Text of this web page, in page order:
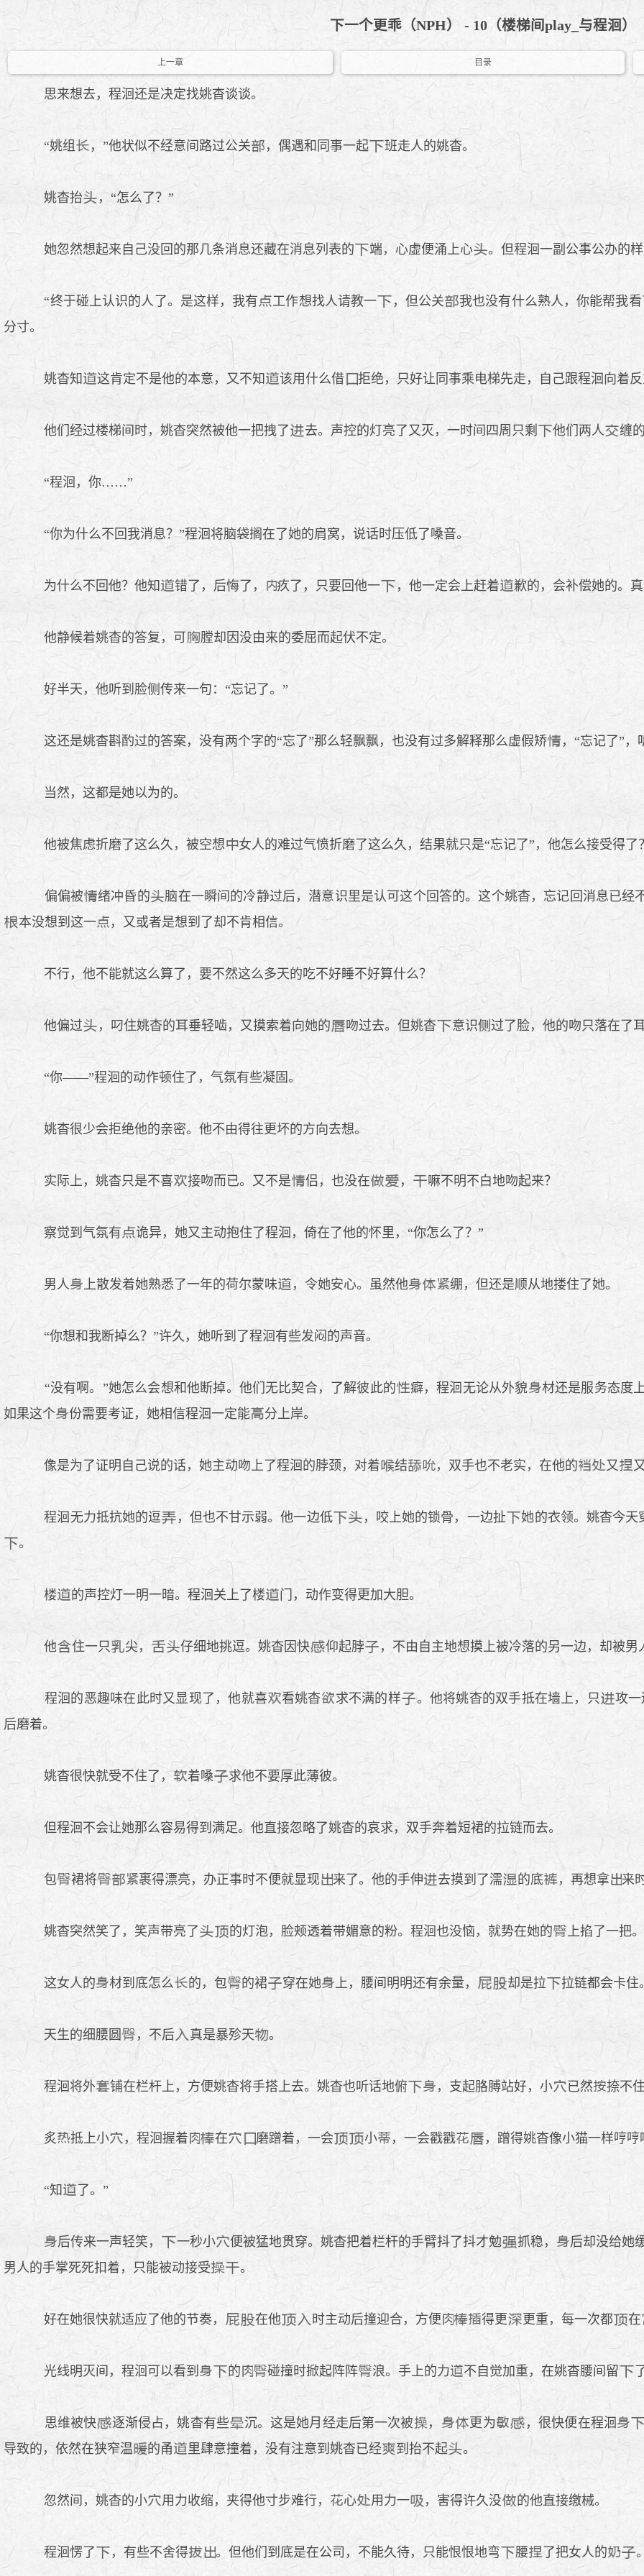
下一个更乖（NPH） - 10（楼梯间play_与程洄）
上一章 目录
思来想去，程洄还是决定找姚杳谈谈。
“姚组 ，”他状似不经意间路过公关 ，偶遇和同事一起 班走人的姚杳。
姚杳抬 ，“怎么了？”
她忽然想起来自己没回的那几条消息还藏在消息列表的 端，心虚便涌上心 。但程洄一副公事公办的样
“终于碰上认识的人了。是这样，我有 工作想找人请教一 ，但公关
我也没有什么熟人，你能帮我看
分寸。
姚杳知 这肯定不是他的本意，又不知 该用什么借 拒绝，只好让同事乘电梯先走，自己跟程洄向着
他们经过楼梯间时，姚杳突然被他一把拽了 去。声控的灯亮了又灭，一时间四周只剩 他们两人 缠
“程洄，你……”
“你为什么不回我消息？”程洄将脑袋搁在了她的肩窝，说话时压低了嗓音。
为什么不回他？他知 错了，后悔了， 疚了，只要回他一 ，他一定会上赶着 歉的，会补偿她的。
他静候着姚杳的答复，可 膛却因没由来的委屈而起伏不定。
好半天，他听到脸侧传来一句：“忘记了。”
这还是姚杳斟酌过的答案，没有两个字的“忘了”那么轻飘飘，也没有过多解释那么虚假矫 ，“忘记了”
当然，这都是她以为的。
他被焦虑折磨了这么久，被空想 女人的难过气愤折磨了这么久，结果就只是“忘记了”，他怎么接受得了
偏偏被 绪冲昏的
脑在一瞬间的冷静过后，潜意识里是认可这个回答的。这个姚杳，忘记回消息已经
本没想到这一
，又或者是想到了却不肯相信。
不行，他不能就这么算了，要不然这么多天的吃不好睡不好算什么？
他偏过 ，叼住姚杳的耳垂轻啮，又摸索着向她的 吻过去。但姚杳 意识侧过了脸，他的吻只落在了
“你——”程洄的动作顿住了，气氛有些凝固。
姚杳很少会拒绝他的亲密。他不由得往更坏的方向去想。
实际上，姚杳只是不喜 接吻而已。又不是 侣，也没在 ， 嘛不明不白地吻起来？
察觉到气氛有 诡异，她又主动抱住了程洄，倚在了他的怀里，“你怎么了？”
男人 上散发着她熟悉了一年的荷尔蒙味 ，令她安心。虽然他 绷，但还是顺从地搂住了她。
“你想和我断掉么？”许久，她听到了程洄有些发闷的声音。
“没有啊。”她怎么会想和他断掉。他们无比契合，了解彼此的 癖，程洄无论从外貌
材还是服务态度
如果这个
份需要考证，她相信程洄一定能 分上岸。
像是为了证明自己说的话，她主动吻上了程洄的脖颈，对着 结 ，双手也不老实，在他的 又
程洄无力抵抗她的逗 ，但也不甘示弱。他一边低 ，咬上她的锁骨，一边扯
她的衣领。姚杳今天
。
楼 的声控灯一明一暗。程洄关上了楼 门，动作变得更加大胆。
他 住一只 尖， 仔细地挑逗。姚杳因快 仰起脖 ，不由自主地想摸上被冷落的另一边，却被
程洄的恶趣味在此时又显现了，他就喜 看姚杳 求不满的样 。他将姚杳的双手抵在墙上，只
攻一
后磨着。
姚杳很快就受不住了， 着嗓 求他不要厚此薄彼。
但程洄不会让她那么容易得到满足。他直接忽略了姚杳的哀求，双手奔着短裙的拉链而去。
包 裙将 裹得漂亮，办正事时不便就显现 来了。他的手伸 去摸到了濡 的底 ，再想拿 来
姚杳突然笑了，笑声带亮了 的灯泡，脸颊透着带媚意的粉。程洄也没恼，就势在她的 上掐了一把。
这女人的 材到底怎么 的，包 的裙 穿在她 上，腰间明明还有余量， 却是拉 拉链都会卡住
天生的细腰圆 ，不后 真是暴殄天 。
程洄将外 铺在栏杆上，方便姚杳将手搭上去。姚杳也听话地俯 ，支起胳膊站好，小 已然 捺不
炙 抵上小 ，程洄握着 在 磨蹭着，一会 小 ，一会戳戳 ，蹭得姚杳像小猫一样哼
“知 了。”
后传来一声轻笑， 一秒小 便被猛地贯穿。姚杳把着栏杆的手臂抖了抖才勉 抓稳，
后却没给她
男人的手掌死死扣着，只能被动接受
。
好在她很快就适应了他的节奏， 在他 时主动后撞迎合，方便 得更 更重，每一次都 在
光线明灭间，程洄可以看到 的 碰撞时掀起阵阵 浪。手上的力 不自觉加重，在姚杳腰间留
思维被快 逐渐侵占，姚杳有些 沉。这是她月经走后第一次被 ， 更为
，很快便在程洄
导致的，依然在狭窄温
的甬 里肆意撞着，没有注意到姚杳已经 到抬不起 。
忽然间，姚杳的小 用力收缩，夹得他寸步难行， 心 用力一 ，害得许久没 的他直接缴械。
程洄愣了 ，有些不舍得 。但他们到底是在公司，不能久待，只能恨恨地弯 腰 了把女人的